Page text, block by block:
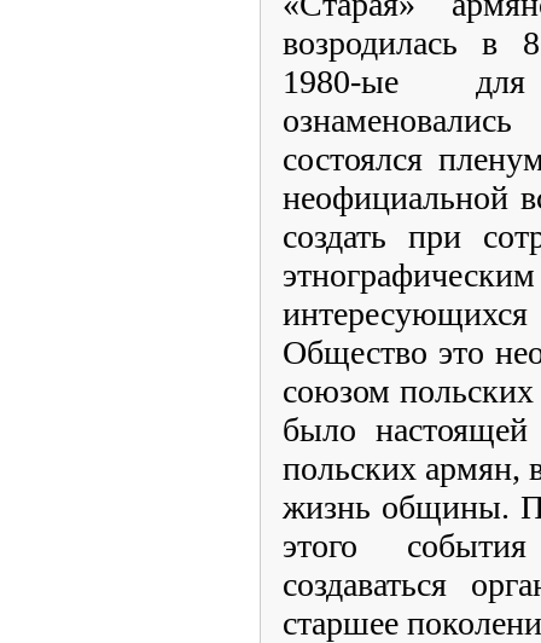
возродилась в
1980-ые
состоялся
неофициальной
создать при
Общество это
союзом
было
польских армян,
жизнь общины.
этого
создаваться
старшее